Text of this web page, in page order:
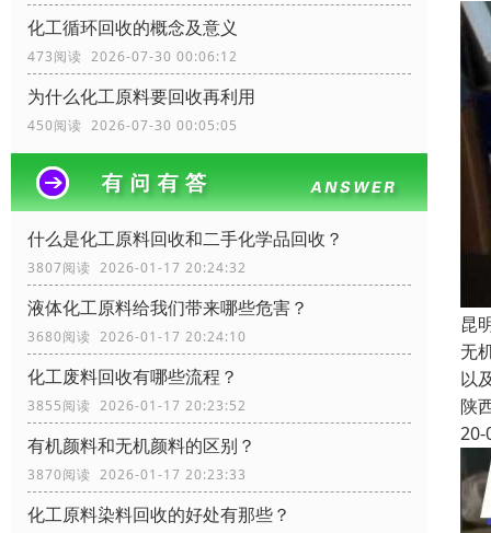
化工循环回收的概念及意义
473阅读 2026-07-30 00:06:12
为什么化工原料要回收再利用
450阅读 2026-07-30 00:05:05
什么是化工原料回收和二手化学品回收？
3807阅读 2026-01-17 20:24:32
液体化工原料给我们带来哪些危害？
3680阅读 2026-01-17 20:24:10
化工废料回收有哪些流程？
3855阅读 2026-01-17 20:23:52
有机颜料和无机颜料的区别？
3870阅读 2026-01-17 20:23:33
化工原料染料回收的好处有那些？
昆
无
以
陕
20-